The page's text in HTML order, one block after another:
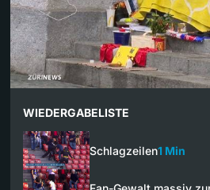
WIEDERGABELISTE
Schlagzeilen1 Min